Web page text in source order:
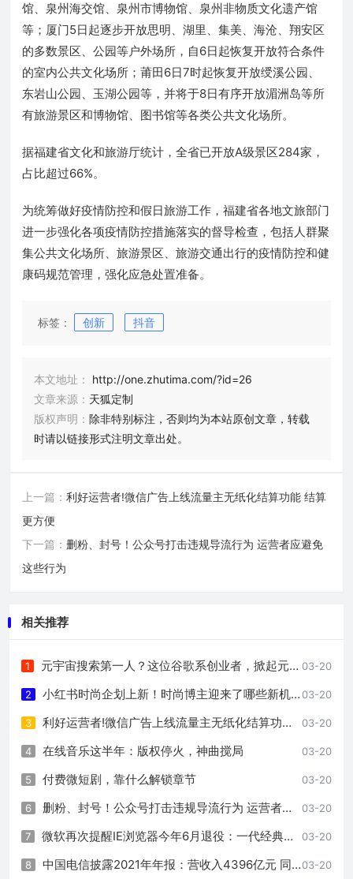
馆、泉州海交馆、泉州市博物馆、泉州非物质文化遗产馆
等；厦门5日起逐步开放思明、湖里、集美、海沧、翔安区
的多数景区、公园等户外场所，自6日起恢复开放符合条件
的室内公共文化场所；莆田6日7时起恢复开放绶溪公园、
东岩山公园、玉湖公园等，并将于8日有序开放湄洲岛等所
有旅游景区和博物馆、图书馆等各类公共文化场所。
据福建省文化和旅游厅统计，全省已开放A级景区284家，
占比超过66%。
为统筹做好疫情防控和假日旅游工作，福建省各地文旅部门
进一步强化各项疫情防控措施落实的督导检查，包括人群聚
集公共文化场所、旅游景区、旅游交通出行的疫情防控和健
康码规范管理，强化应急处置准备。
标签： 创新 抖音
本文地址：
http://one.zhutima.com/?id=26
文章来源： 天狐定制
版权声明： 除非特别标注，否则均为本站原创文章，转载
时请以链接形式注明文章出处。
上一篇： 利好运营者!微信广告上线流量主无纸化结算功能 结算
更方便
下一篇： 删粉、封号！公众号打击违规导流行为 运营者应避免
这些行为
相关推荐
03-20
1 元宇宙搜索第一人？这位谷歌系创业者，掀起元宇宙新风暴
03-20
2 小红书时尚企划上新！时尚博主迎来了哪些新机会？
03-20
3 利好运营者!微信广告上线流量主无纸化结算功能 结算更方便
03-20
4 在线音乐这半年：版权停火，神曲搅局
03-20
5 付费微短剧，靠什么解锁章节
03-20
6 删粉、封号！公众号打击违规导流行为 运营者应避免这些行为
03-20
7 微软再次提醒IE浏览器今年6月退役：一代经典谢幕！
03-20
8 中国电信披露2021年年报：营收入4396亿元 同比增长11.7%